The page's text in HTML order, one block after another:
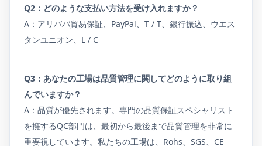
Q2：どのような支払い方法を受け入れますか？
A：アリババ貿易保証、PayPal、T / T、銀行振込、ウエス
タンユニオン、L / C
Q3：あなたの工場は品質管理に関してどのように取り組
んでいますか？
A：品質が優先されます。専門の品質保証スペシャリスト
を擁するQC部門は、最初から最後まで品質管理を非常に
重要視しています。私たちの工場は、Rohs、SGS、CE